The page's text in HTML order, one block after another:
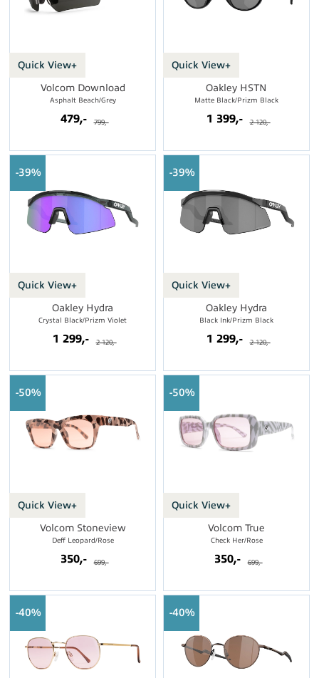
Quick View+
Volcom Download
Asphalt Beach/Grey
479,- 799,-
Quick View+
Oakley HSTN
Matte Black/Prizm Black
1 399,- 2 120,-
Quick View+
39%
Oakley Hydra
Crystal Black/Prizm Violet
1 299,- 2 120,-
Quick View+
39%
Oakley Hydra
Black Ink/Prizm Black
1 299,- 2 120,-
Quick View+
50%
Volcom Stoneview
Deff Leopard/Rose
350,- 699,-
Quick View+
50%
Volcom True
Check Her/Rose
350,- 699,-
40% 40%